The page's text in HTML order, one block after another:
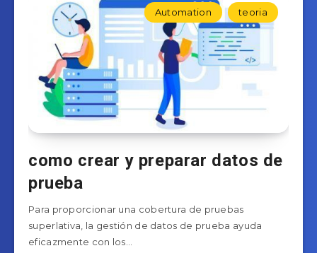
Automation teoria
como crear y preparar datos de
prueba
Para proporcionar una cobertura de pruebas
superlativa, la gestión de datos de prueba ayuda
eficazmente con los…